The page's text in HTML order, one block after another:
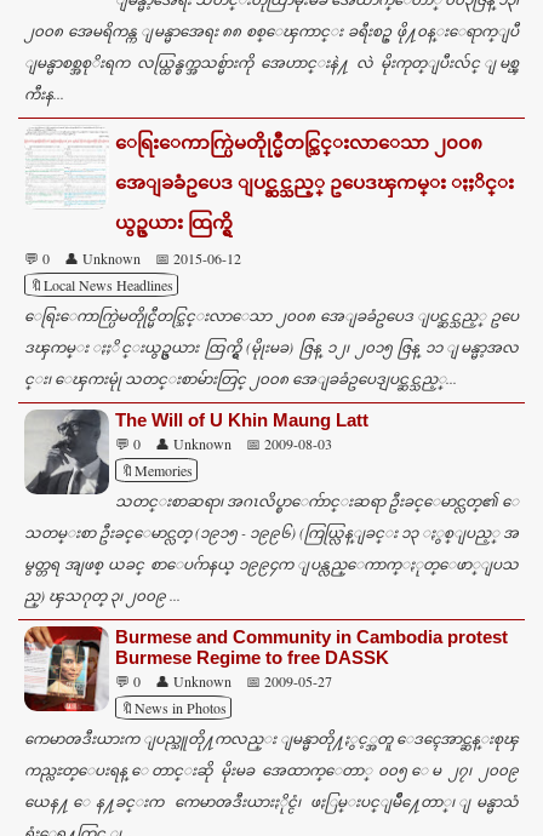
၂၀၀၈ အေမရိကန္က ျမန္မာအေရး ၈၈ စစ္ေၾကာင္း ခရီးစဥ္ ဖို႔၀န္းေရာက္ျပီ
ျမန္မာစစ္အစုိးရက လယ္ထြန္စက္အသစ္မ်ားကို အေဟာင္းနဲ႔ လဲ မိုးကုတ္ျပီးလ်င္ ျမစ္ၾ
ကီးန...
ေရြးေကာက္ပြဲမတိုုင္မီတင္သြင္းလာေသာ ၂၀၀၈
အေျခခံဥပေဒ ျပင္ဆင္သည့္ ဥပေဒၾကမ္း ႏႈိင္း
ယွဥ္ဇယား ထြက္ရွိ
💬 0 👤 Unknown
📅 2015-06-12
🔖Local News Headlines
ေရြးေကာက္ပြဲမတိုုင္မီတင္သြင္းလာေသာ ၂၀၀၈ အေျခခံဥပေဒ ျပင္ဆင္သည့္ ဥပေ
ဒၾကမ္း ႏႈိင္းယွဥ္ဇယား ထြက္ရွိ (မိုုးမခ) ဇြန္ ၁၂၊ ၂၀၁၅ ဇြန္ ၁၁ ျမန္မာ့အလ
င္း၊ ေၾကးမုုံ သတင္းစာမ်ားတြင္ ၂၀၀၈ အေျခခံဥပေဒျပင္ဆင္သည့္...
The Will of U Khin Maung Latt
💬 0 👤 Unknown
📅 2009-08-03
🔖Memories
သတင္းစာဆရာ၊ အဂၤလိပ္စာေက်ာင္းဆရာ ဦးခင္ေမာင္လတ္၏ ေ
သတမ္းစာ ဦးခင္ေမာင္လတ္ (၁၉၁၅ - ၁၉၉၆) (ကြယ္လြန္ျခင္း ၁၃ ႏွစ္ျပည့္ အ
မွတ္တရ အျဖစ္ ယခင္ စာေပဂ်ာနယ္ ၁၉၉၄က ျပန္လည္ေကာက္ႏုတ္ေဖာ္ျပသ
ည္) ၾသဂုတ္ ၃၊ ၂၀၀၉ ...
Burmese and Community in Cambodia protest
Burmese Regime to free DASSK
💬 0 👤 Unknown
📅 2009-05-27
🔖News in Photos
ကေမာၻဒီးယားက ျပည္သူတို႔ကလည္း ျမန္မာတို႔ႏွင့္အတူ ေဒၚေအာင္ဆန္းစုၾ
ကည္လႊတ္ေပးရန္ ေတာင္းဆို မိုးမခ အေထာက္ေတာ္ ၀၀၅ ေမ ၂၇၊ ၂၀၀၉
ယေန႔ ေန႔ခင္းက ကေမာၻဒီးယားႏိုင္ငံ၊ ဖႏြမ္းပင္ျမိဳ႔ေတာ္၊ ျမန္မာသံ
ရုံးေရွ႔တြင္ ျ...